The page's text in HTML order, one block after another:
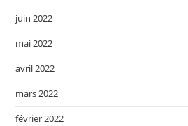
juin 2022
mai 2022
avril 2022
mars 2022
février 2022